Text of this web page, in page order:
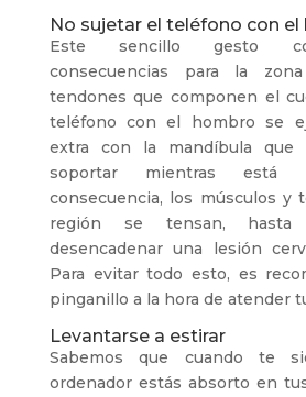
No sujetar el teléfono con
Este sencillo gesto
consecuencias para la
tendones que componen el
teléfono con el hombro se
extra con la mandíbula
soportar mientras está
consecuencia, los músculos y
región se tensan,
desencadenar una lesión
Para evitar todo esto, es
pinganillo a la hora de atender
Levantarse a estirar
Sabemos que cuando te
ordenador estás absorto en